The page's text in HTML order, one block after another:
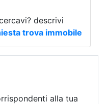
descrivi
trova immobile
alla tua